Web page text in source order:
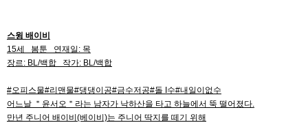
스윙 배이비
15세 봄툰 연재일: 목
장르: BL/백합 작가: BL/백합
#오피스물#리맨물#댕댕이공#금수저공#돌 I수#내일이없수
어느날 ＂윤서오＂라는 남자가 낙하산을 타고 하늘에서 뚝 떨어졌다.
만년 주니어 배이비(베이비)는 주니어 딱지를 떼기 위해